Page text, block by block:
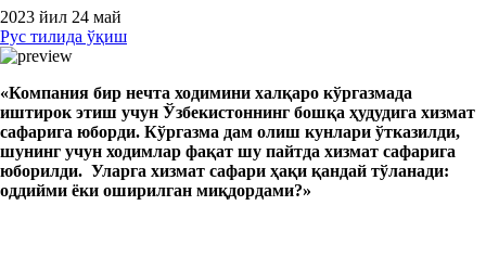
2023 йил 24 май
Рус тилида ўқиш
«Компания бир нечта ходимини халқаро кўргазмада
иштирок этиш учун Ўзбекистоннинг бошқа ҳудудига хизмат
сафарига юборди. Кўргазма дам олиш кунлари ўтказилди,
шунинг учун ходимлар фақат шу пайтда хизмат сафарига
юборилди. Уларга хизмат сафари ҳақи қандай тўланади:
оддийми ёки оширилган миқдордами?»